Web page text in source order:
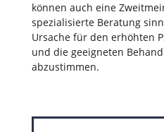
können auch eine
spezialisierte Beratung
Ursache für den erhöhten
und die geeigneten
abzustimmen.